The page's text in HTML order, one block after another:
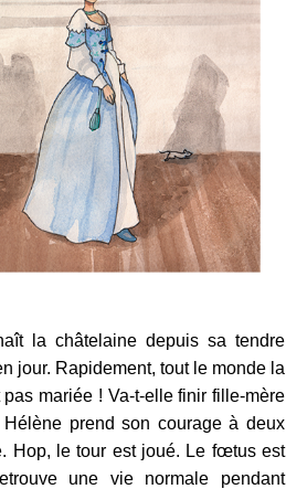
la châtelaine depuis sa tendre
jour. Rapidement, tout le monde la
mariée ! Va-t-elle finir fille-mère
prend son courage à deux
Hop, le tour est joué. Le fœtus est
une vie normale pendant